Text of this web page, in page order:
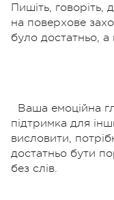
Пишіть, говоріть,
на поверхове
було достатньо, а
Ваша емоційна
підтримка для
висловити,
достатньо бути
без слів.